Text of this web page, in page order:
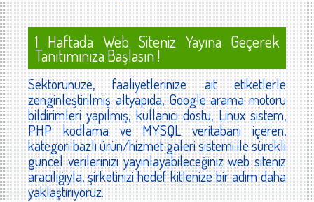
1 Haftada Web Siteniz Yayına Geçerek
Tanıtımınıza Başlasın !
Sektörünüze, faaliyetlerinize ait etiketlerle
zenginleştirilmiş altyapıda, Google arama motoru
bildirimleri yapılmış, kullanıcı dostu, Linux sistem,
PHP kodlama ve MYSQL veritabanı içeren,
kategori bazlı ürün/hizmet galeri sistemi ile sürekli
güncel verilerinizi yayınlayabileceğiniz web siteniz
aracılığıyla, şirketinizi hedef kitlenize bir adım daha
yaklaştırıyoruz.